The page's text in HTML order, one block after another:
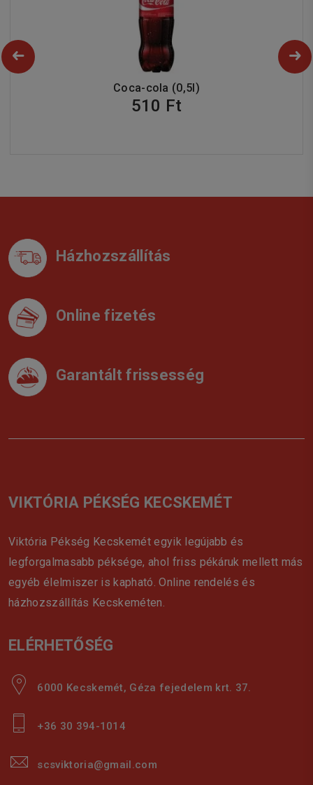
Coca-cola (0,5l)
510 Ft
Házhozszállítás
Online fizetés
Garantált frissesség
VIKTÓRIA PÉKSÉG KECSKEMÉT
Viktória Pékség Kecskemét egyik legújabb és
legforgalmasabb péksége, ahol friss pékáruk mellett más
egyéb élelmiszer is kapható. Online rendelés és
házhozszállítás Kecskeméten.
ELÉRHETŐSÉG
6000 Kecskemét, Géza fejedelem krt. 37.
+36 30 394-1014
scsviktoria@gmail.com